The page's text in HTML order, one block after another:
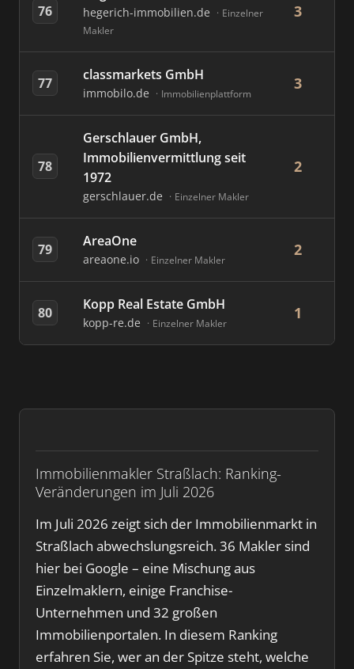
Immobilienmakler Straßlach: Ranking-
Veränderungen im Juli 2026
Im Juli 2026 zeigt sich der Immobilienmarkt in
Straßlach abwechslungsreich. 36 Makler sind
hier bei Google – eine Mischung aus
Einzelmaklern, einige Franchise-
Unternehmen und 32 großen
Immobilienportalen. In diesem Ranking
erfahren Sie, wer an der Spitze steht, welche
76 hegerich-immobilien.de
Einzelner
Makler
3
77 classmarkets GmbH
immobilo.de Immobilienplattform
3
78
Gerschlauer GmbH,
Immobilienvermittlung seit
1972
gerschlauer.de Einzelner Makler
2
79 AreaOne
areaone.io Einzelner Makler
2
80 Kopp Real Estate GmbH
kopp-re.de Einzelner Makler
1